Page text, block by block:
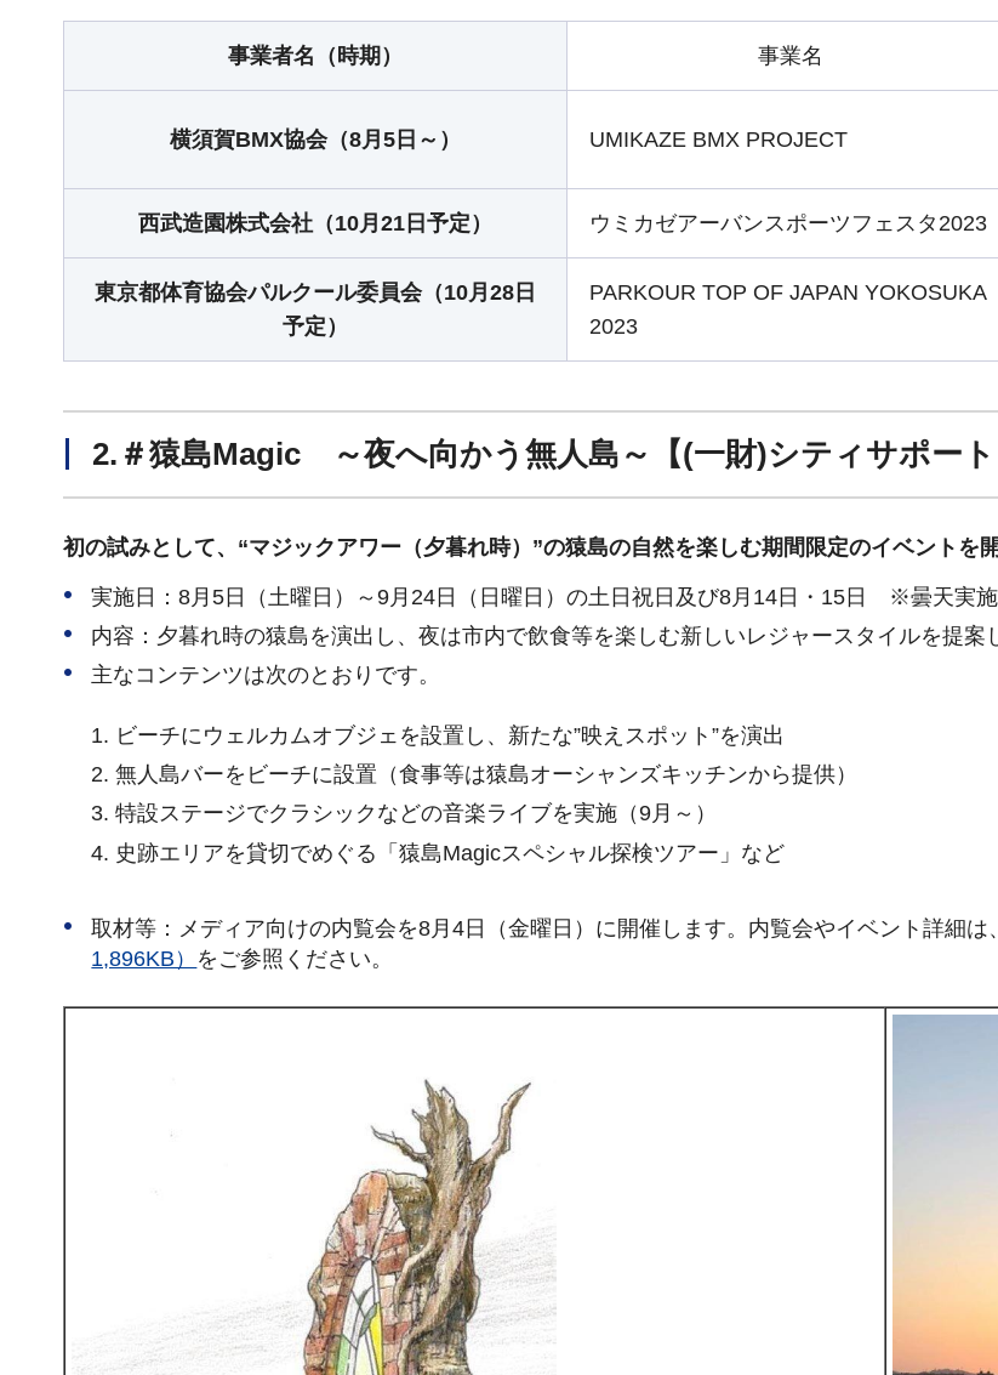
事業者名（時期） 事業名
横須賀BMX協会（8月5日～） UMIKAZE BMX PROJECT
西武造園株式会社（10月21日予定） ウミカゼアーバンスポーツフェスタ2023
東京都体育協会パルクール委員会（10月28日
予定）
PARKOUR TOP OF JAPAN YOKOSUKA
2023
2.＃猿島Magic ～夜へ向かう無人島～【(一財)シティサポート
初の試みとして、“マジックアワー（夕暮れ時）”の猿島の自然を楽しむ期間限定のイベントを開
実施日：8月5日（土曜日）～9月24日（日曜日）の土日祝日及び8月14日・15日 ※曇天実
内容：夕暮れ時の猿島を演出し、夜は市内で飲食等を楽しむ新しいレジャースタイルを提案
主なコンテンツは次のとおりです。
ビーチにウェルカムオブジェを設置し、新たな”映えスポット”を演出
無人島バーをビーチに設置（食事等は猿島オーシャンズキッチンから提供）
特設ステージでクラシックなどの音楽ライブを実施（9月～）
史跡エリアを貸切でめぐる「猿島Magicスペシャル探検ツアー」など
取材等：メディア向けの内覧会を8月4日（金曜日）に開催します。内覧会やイベント詳細は
1,896KB） をご参照ください。